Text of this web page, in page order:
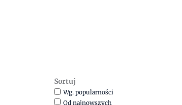
Sortuj
Wg. popularności
Od najnowszych